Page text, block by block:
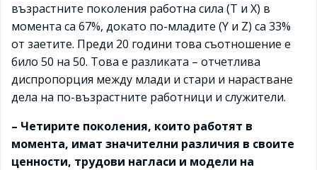
възрастните поколения работна сила (Т и Х) в
момента са 67%, докато по-младите (Y и Z) са 33%
от заетите. Преди 20 години това съотношение е
било 50 на 50. Това е разликата – отчетлива
диспропорция между млади и стари и нарастване
дела на по-възрастните работници и служители.
– Четирите поколения, които работят в
момента, имат значителни различия в своите
ценности, трудови нагласи и модели на